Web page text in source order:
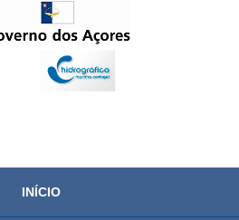
INÍCIO